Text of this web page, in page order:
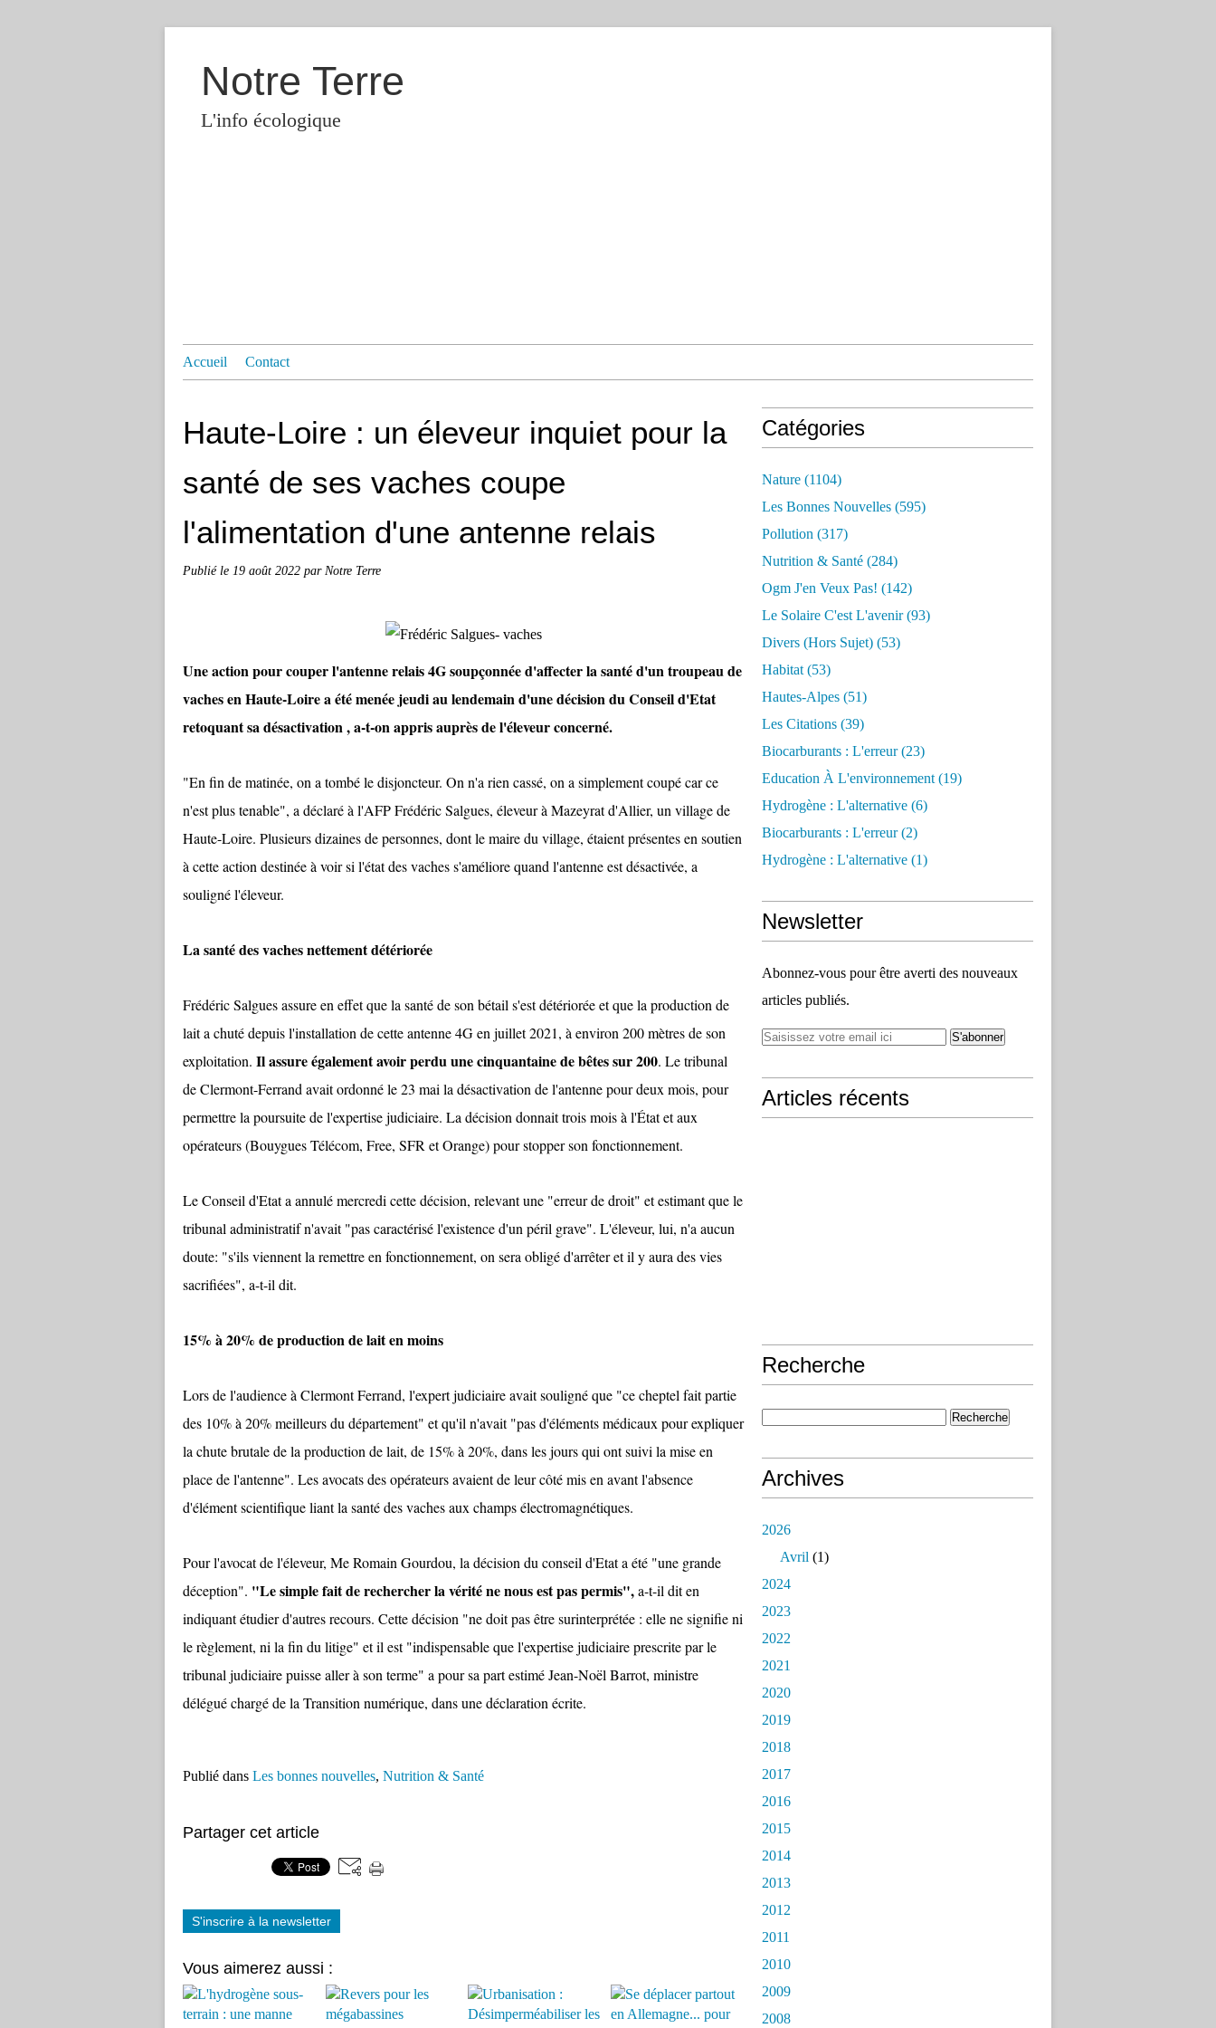
Notre Terre
L'info écologique
Accueil Contact
Haute-Loire : un éleveur inquiet pour la
santé de ses vaches coupe
l'alimentation d'une antenne relais
Publié le 19 août 2022 par Notre Terre
Une action pour couper l'antenne relais 4G soupçonnée d'affecter la santé d'un troupeau de
vaches en Haute-Loire a été menée jeudi au lendemain d'une décision du Conseil d'Etat
retoquant sa désactivation , a-t-on appris auprès de l'éleveur concerné.
"En fin de matinée, on a tombé le disjoncteur. On n'a rien cassé, on a simplement coupé car ce
n'est plus tenable", a déclaré à l'AFP Frédéric Salgues, éleveur à Mazeyrat d'Allier, un village de
Haute-Loire. Plusieurs dizaines de personnes, dont le maire du village, étaient présentes en soutien
à cette action destinée à voir si l'état des vaches s'améliore quand l'antenne est désactivée, a
souligné l'éleveur.
La santé des vaches nettement détériorée
Frédéric Salgues assure en effet que la santé de son bétail s'est détériorée et que la production de
lait a chuté depuis l'installation de cette antenne 4G en juillet 2021, à environ 200 mètres de son
exploitation. Il assure également avoir perdu une cinquantaine de bêtes sur 200. Le tribunal
de Clermont-Ferrand avait ordonné le 23 mai la désactivation de l'antenne pour deux mois, pour
permettre la poursuite de l'expertise judiciaire. La décision donnait trois mois à l'État et aux
opérateurs (Bouygues Télécom, Free, SFR et Orange) pour stopper son fonctionnement.
Le Conseil d'Etat a annulé mercredi cette décision, relevant une "erreur de droit" et estimant que le
tribunal administratif n'avait "pas caractérisé l'existence d'un péril grave". L'éleveur, lui, n'a aucun
doute: "s'ils viennent la remettre en fonctionnement, on sera obligé d'arrêter et il y aura des vies
sacrifiées", a-t-il dit.
15% à 20% de production de lait en moins
Lors de l'audience à Clermont Ferrand, l'expert judiciaire avait souligné que "ce cheptel fait partie
des 10% à 20% meilleurs du département" et qu'il n'avait "pas d'éléments médicaux pour expliquer
la chute brutale de la production de lait, de 15% à 20%, dans les jours qui ont suivi la mise en
place de l'antenne". Les avocats des opérateurs avaient de leur côté mis en avant l'absence
d'élément scientifique liant la santé des vaches aux champs électromagnétiques.
Pour l'avocat de l'éleveur, Me Romain Gourdou, la décision du conseil d'Etat a été "une grande
déception". "Le simple fait de rechercher la vérité ne nous est pas permis",a-t-il dit en
indiquant étudier d'autres recours. Cette décision "ne doit pas être surinterprétée : elle ne signifie ni
le règlement, ni la fin du litige" et il est "indispensable que l'expertise judiciaire prescrite par le
tribunal judiciaire puisse aller à son terme" a pour sa part estimé Jean-Noël Barrot, ministre
délégué chargé de la Transition numérique, dans une déclaration écrite.
Publié dans Les bonnes nouvelles, Nutrition & Santé
Partager cet article
S'inscrire à la newsletter
Vous aimerez aussi :
Catégories
Nature (1104)
Les Bonnes Nouvelles (595)
Pollution (317)
Nutrition & Santé (284)
Ogm J'en Veux Pas! (142)
Le Solaire C'est L'avenir(93)
Divers (hors Sujet) (53)
Habitat (53)
Hautes-Alpes (51)
Les Citations (39)
Biocarburants : L'erreur(23)
Education À L'environnement (19)
Hydrogène : L'alternative (6)
Biocarburants : L'erreur(2)
Hydrogène : L'alternative (1)
Newsletter
Abonnez-vous pour être averti des nouveaux
articles publiés.
Articles récents
Recherche
Archives
2026
Avril (1)
2024
2023
2022
2021
2020
2019
2018
2017
2016
2015
2014
2013
2012
2011
2010
2009
2008